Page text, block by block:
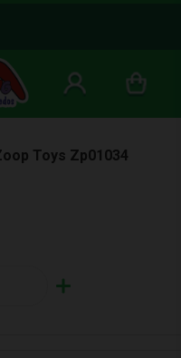
Toys Zp01034
+